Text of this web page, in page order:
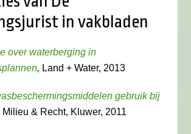
in vakbladen
over waterberging in
, Land + Water, 2013
gebruik bij
Milieu & Recht, Kluwer, 2011